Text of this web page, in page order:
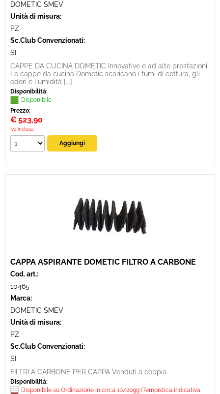
DOMETIC SMEV
Unità di misura:
PZ
Sc.Club Convenzionati:
SI
CAPPE DA CUCINA DOMETIC Innovative e ad alte prestazioni.
Le cappe da cucina Dometic scaricano i fumi di cottura, gli
odori e l'umidità [...]
Disponibilità:
Disponibile
Prezzo:
€ 523,90
Iva inclusa
CAPPA ASPIRANTE DOMETIC FILTRO A CARBONE
Cod. art.:
10465
Marca:
DOMETIC SMEV
Unità di misura:
PZ
Sc.Club Convenzionati:
SI
FILTRI A CARBONE PER CAPPA Venduti a coppia.
Disponibilità:
Disponibile su Ordinazione in circa 10/20gg (Tempistica indicativa